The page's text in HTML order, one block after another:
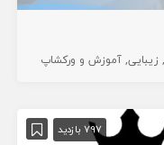
زیبایی آموزش و ورکشاپ
797 بازدید